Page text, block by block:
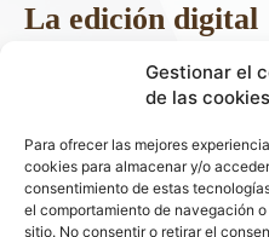
Gestionar el
de las cookies
Para ofrecer las mejores
cookies para almacenar y/o
consentimiento de estas
el comportamiento de navegación
sitio. No consentir o retirar el
La edición digital
Descargar último ejemplar
ir a hemeroteca
+ Contenido en